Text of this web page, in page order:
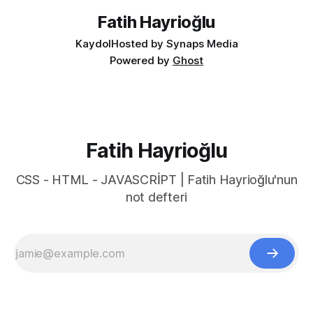
Fatih Hayrioğlu
KaydolHosted by Synaps Media
Powered by Ghost
Fatih Hayrioğlu
CSS - HTML - JAVASCRİPT | Fatih Hayrioğlu'nun
not defteri